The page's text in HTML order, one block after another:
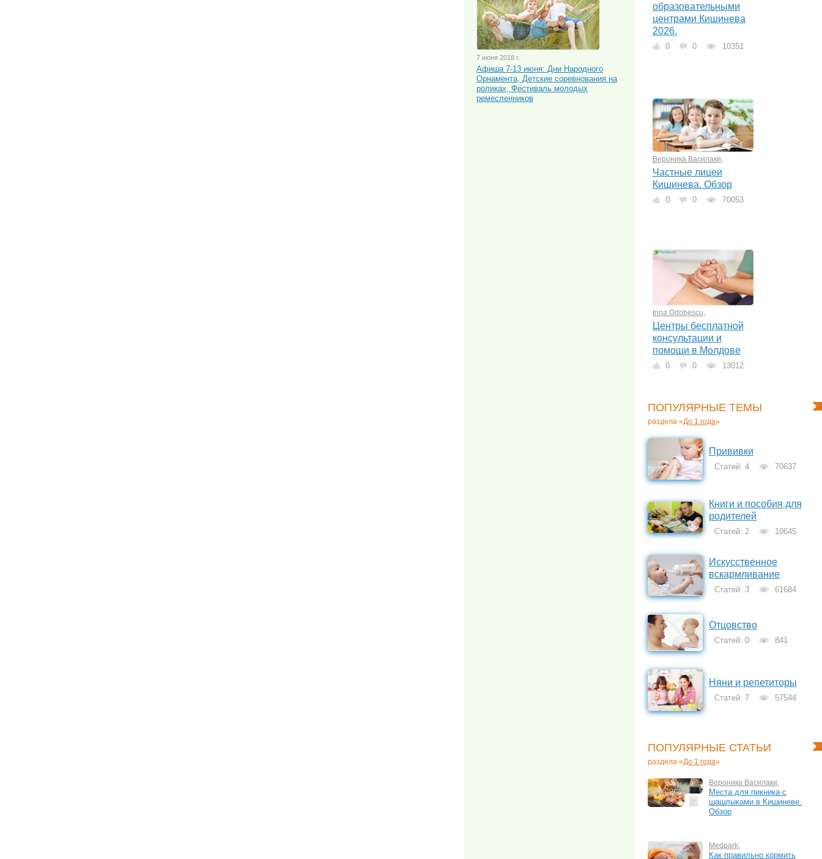
7 июня 2018 г.
Афиша 7-13 июня: Дни Народного
Орнамента, Детские соревнования на
роликах, Фестиваль молодых
ремесленников
образовательными
центрами Кишинева
2026.
0 0 10351
Вероника Василаки,
Частные лицеи
Кишинева. Обзор
0 0 70053
Irina Odobescu,
Центры бесплатной
консультации и
помощи в Молдове
0 0 13012
ПОПУЛЯРНЫЕ ТЕМЫ
раздела «До 1 года»
Прививки
Статей: 4 70637
Книги и пособия для
родителей
Статей: 2 10645
Искусственное
вскармливание
Статей: 3 61684
Отцовство
Статей: 0 841
Няни и репетиторы
Статей: 7 57544
ПОПУЛЯРНЫЕ СТАТЬИ
раздела «До 1 года»
Вероника Василаки,
Места для пикника с
шашлыками в Кишиневе.
Обзор
Medpark,
Как правильно кормить